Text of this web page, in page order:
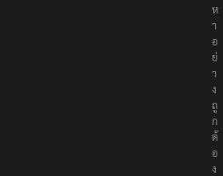
ห
า
อ
ย่
า
ง
ถู
ก
ต้
อ
ง